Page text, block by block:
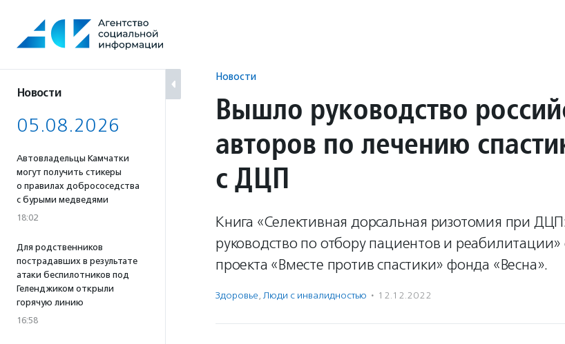
содержанию
Новости
05.08.2026
Автовладельцы Камчатки
могут получить стикеры
о правилах добрососедства
с бурыми медведями
18:02
Для родственников
пострадавших в результате
атаки беспилотников под
Геленджиком открыли
горячую линию
16:58
Новости
Вышло руководство
авторов по лечению
с ДЦП
Книга «Селективная дорсальная ризотомия при
руководство по отбору пациентов и реабилитации»
проекта «Вместе против спастики» фонда «Весна».
Здоровье, Люди с инвалидностью · 12.12.2022